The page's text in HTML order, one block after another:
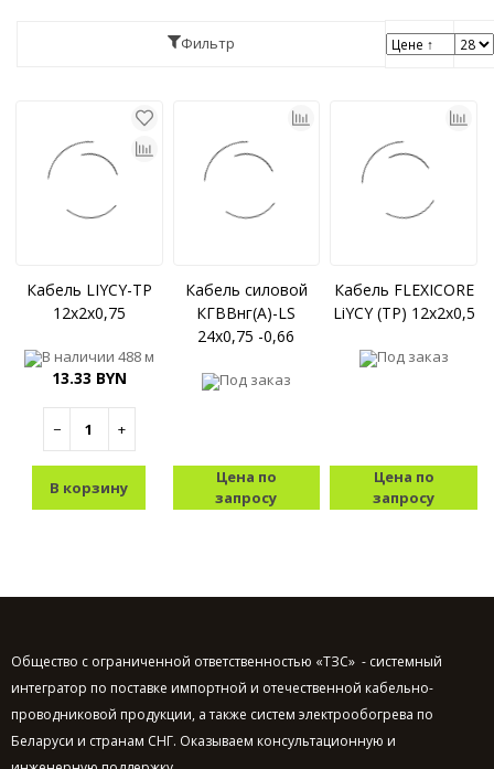
Фильтр
Кабель LIYCY-TP
12x2x0,75
В наличии 488 м
13.33 BYN
− +
В корзину
Кабель силовой
КГВВнг(A)-LS
24x0,75 -0,66
Под заказ
Цена по
запросу
Кабель FLEXICORE
LiYCY (TP) 12x2x0,5
Под заказ
Цена по
запросу
Общество с ограниченной ответственностью «ТЗС» - системный
интегратор по поставке импортной и отечественной кабельно-
проводниковой продукции, а также систем электрообогрева по
Беларуси и странам СНГ. Оказываем консультационную и